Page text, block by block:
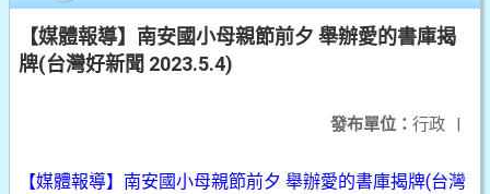
【媒體報導】南安國小母親節前夕 舉辦愛的書庫揭
牌(台灣好新聞 2023.5.4)
發布單位： 行政 |
【媒體報導】南安國小母親節前夕 舉辦愛的書庫揭牌(台灣